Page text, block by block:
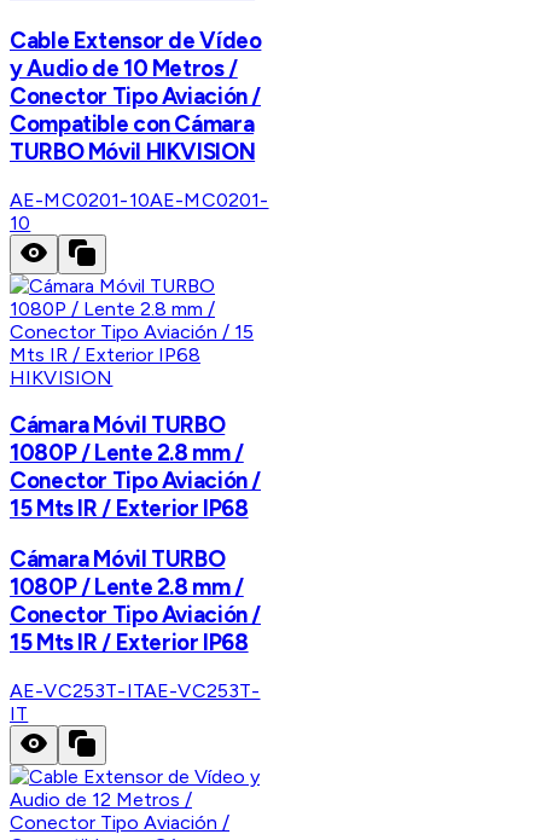
Cable Extensor de Vídeo
y Audio de 10 Metros /
Conector Tipo Aviación /
Compatible con Cámara
TURBO Móvil HIKVISION
AE-MC0201-10AE-MC0201-
10
HIKVISION
Cámara Móvil TURBO
1080P / Lente 2.8 mm /
Conector Tipo Aviación /
15 Mts IR / Exterior IP68
Cámara Móvil TURBO
1080P / Lente 2.8 mm /
Conector Tipo Aviación /
15 Mts IR / Exterior IP68
AE-VC253T-ITAE-VC253T-
IT